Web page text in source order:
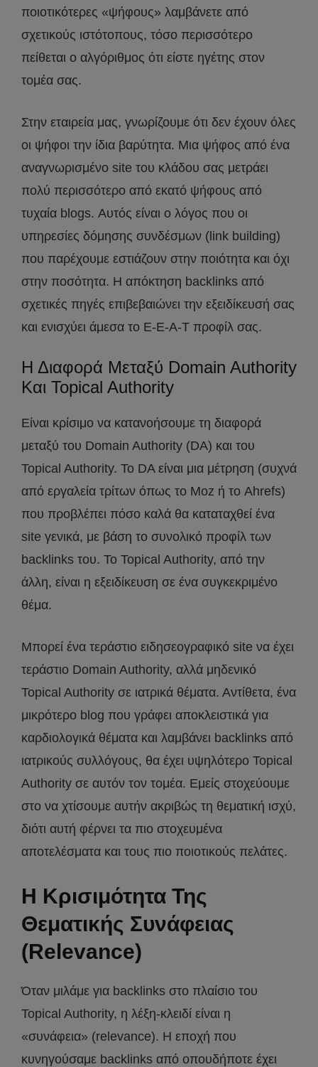
ποιοτικότερες «ψήφους» λαμβάνετε από
σχετικούς ιστότοπους, τόσο περισσότερο
πείθεται ο αλγόριθμος ότι είστε ηγέτης στον
τομέα σας.
Στην εταιρεία μας, γνωρίζουμε ότι δεν έχουν όλες
οι ψήφοι την ίδια βαρύτητα. Μια ψήφος από ένα
αναγνωρισμένο site του κλάδου σας μετράει
πολύ περισσότερο από εκατό ψήφους από
τυχαία blogs. Αυτός είναι ο λόγος που οι
υπηρεσίες δόμησης συνδέσμων (link building)
που παρέχουμε εστιάζουν στην ποιότητα και όχι
στην ποσότητα. Η απόκτηση backlinks από
σχετικές πηγές επιβεβαιώνει την εξειδίκευσή σας
και ενισχύει άμεσα το E-E-A-T προφίλ σας.
Η Διαφορά Μεταξύ Domain Authority
Και Topical Authority
Είναι κρίσιμο να κατανοήσουμε τη διαφορά
μεταξύ του Domain Authority (DA) και του
Topical Authority. Το DA είναι μια μέτρηση (συχνά
από εργαλεία τρίτων όπως το Moz ή το Ahrefs)
που προβλέπει πόσο καλά θα καταταχθεί ένα
site γενικά, με βάση το συνολικό προφίλ των
backlinks του. Το Topical Authority, από την
άλλη, είναι η εξειδίκευση σε ένα συγκεκριμένο
θέμα.
Μπορεί ένα τεράστιο ειδησεογραφικό site να έχει
τεράστιο Domain Authority, αλλά μηδενικό
Topical Authority σε ιατρικά θέματα. Αντίθετα, ένα
μικρότερο blog που γράφει αποκλειστικά για
καρδιολογικά θέματα και λαμβάνει backlinks από
ιατρικούς συλλόγους, θα έχει υψηλότερο Topical
Authority σε αυτόν τον τομέα. Εμείς στοχεύουμε
στο να χτίσουμε αυτήν ακριβώς τη θεματική ισχύ,
διότι αυτή φέρνει τα πιο στοχευμένα
αποτελέσματα και τους πιο ποιοτικούς πελάτες.
Η Κρισιμότητα Της
Θεματικής Συνάφειας
(Relevance)
Όταν μιλάμε για backlinks στο πλαίσιο του
Topical Authority, η λέξη-κλειδί είναι η
«συνάφεια» (relevance). Η εποχή που
κυνηγούσαμε backlinks από οπουδήποτε έχει